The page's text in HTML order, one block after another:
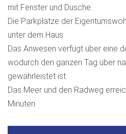
mit Fenster und Dusche.
Die Parkplätze der
unter dem Haus.
Das Anwesen verfügt über eine
wodurch den ganzen Tag über
gewährleistet ist.
Das Meer und den Radweg
Minuten.